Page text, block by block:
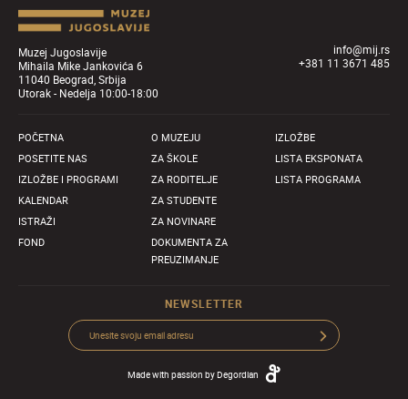
Muzej Jugoslavije
Mihaila Mike Jankovića 6
11040 Beograd, Srbija
Utorak - Nedelja 10:00-18:00
info@mij.rs
+381 11 3671 485
POČETNA
POSETITE NAS
IZLOŽBE I PROGRAMI
KALENDAR
ISTRAŽI
FOND
O MUZEJU
ZA ŠKOLE
ZA RODITELJE
ZA STUDENTE
ZA NOVINARE
DOKUMENTA ZA
PREUZIMANJE
IZLOŽBE
LISTA EKSPONATA
LISTA PROGRAMA
NEWSLETTER
Made with passion byDegordian